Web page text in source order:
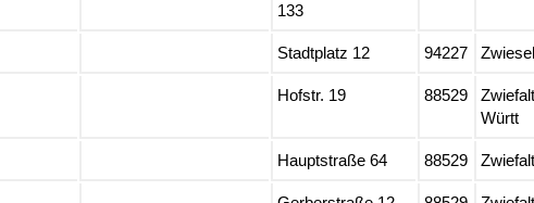
133
Stadtplatz 12 94227 Zwiesel
Hofstr. 19 88529
Württ
Hauptstraße 64 88529